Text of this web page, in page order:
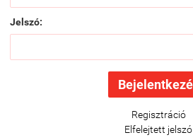
Jelszó:
Regisztráció
Elfelejtett jelszó